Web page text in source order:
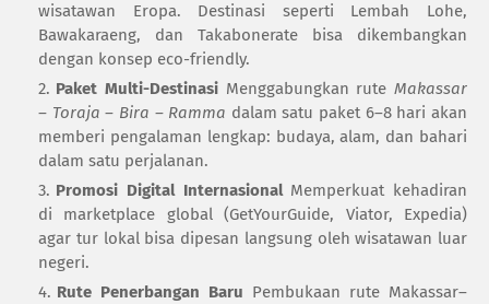
wisatawan Eropa. Destinasi seperti Lembah Lohe,
Bawakaraeng, dan Takabonerate bisa dikembangkan
dengan konsep eco-friendly.
Paket Multi-Destinasi Menggabungkan rute Makassar
– Toraja – Bira – Ramma dalam satu paket 6–8 hari akan
memberi pengalaman lengkap: budaya, alam, dan bahari
dalam satu perjalanan.
Promosi Digital Internasional Memperkuat kehadiran
di marketplace global (GetYourGuide, Viator, Expedia)
agar tur lokal bisa dipesan langsung oleh wisatawan luar
negeri.
Rute Penerbangan Baru Pembukaan rute Makassar–